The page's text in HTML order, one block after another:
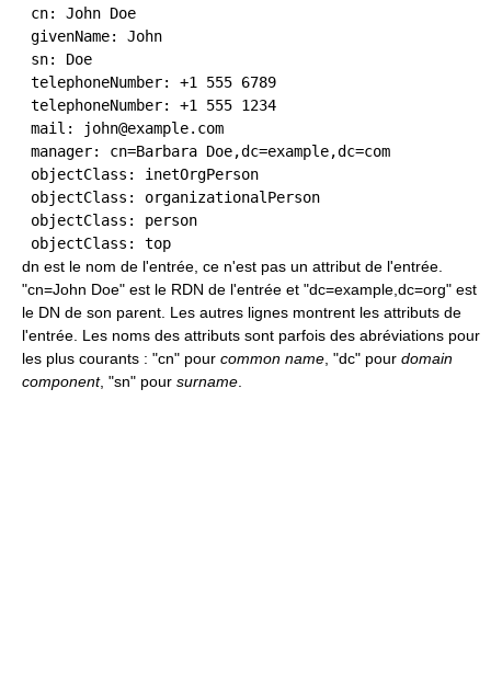
cn: John Doe
givenName: John
sn: Doe
telephoneNumber: +1 555 6789
telephoneNumber: +1 555 1234
mail: john@example.com
manager: cn=Barbara Doe,dc=example,dc=com
objectClass: inetOrgPerson
objectClass: organizationalPerson
objectClass: person
dn est le nom de l'entrée, ce n'est pas un attribut de l'entrée.
"cn=John Doe" est le RDN de l'entrée et "dc=example,dc=org" est
le DN de son parent. Les autres lignes montrent les attributs de
l'entrée. Les noms des attributs sont parfois des abréviations pour
les plus courants : "cn" pour common name , "dc" pour domain
component, "sn" pour surname